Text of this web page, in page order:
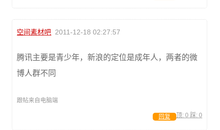
空间素材吧 2011-12-18 02:27:57
腾讯主要是青少年，新浪的定位是成年人，两者的微
博人群不同
跟帖来自电脑端
顶: 0 踩: 0
回复